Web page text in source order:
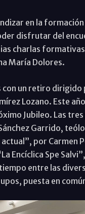
en la
disfrutar del
charlas
María Dolores.
un retiro dirigido
Lozano. Este
Jubileo. Las
Garrido,
por Carmen
Encíclica Spe
entre las
puesta en